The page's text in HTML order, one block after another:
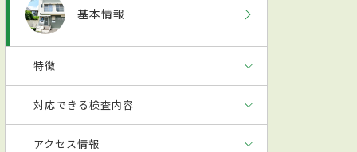
基本情報
特徴
対応できる検査内容
アクセス情報